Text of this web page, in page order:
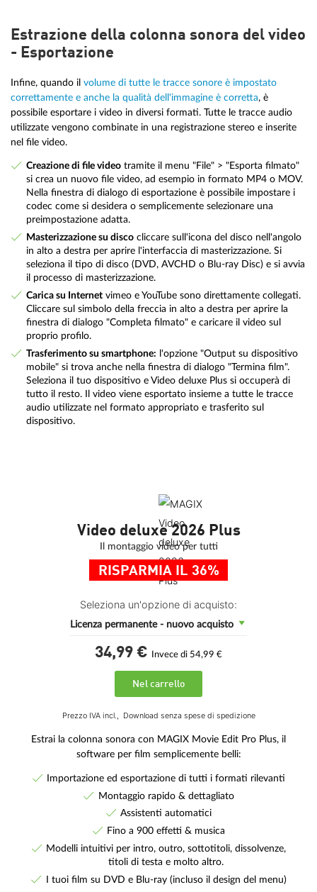
Estrazione della colonna sonora del video
- Esportazione
Infine, quando il volume di tutte le tracce sonore è impostato
correttamente e anche la qualità dell'immagine è corretta, è
possibile esportare i video in diversi formati. Tutte le tracce audio
utilizzate vengono combinate in una registrazione stereo e inserite
nel file video.
Creazione di file videotramite il menu "File" > "Esporta filmato"
si crea un nuovo file video, ad esempio in formato MP4 o MOV.
Nella finestra di dialogo di esportazione è possibile impostare i
codec come si desidera o semplicemente selezionare una
preimpostazione adatta.
Masterizzazione su discocliccare sull'icona del disco nell'angolo
in alto a destra per aprire l'interfaccia di masterizzazione. Si
seleziona il tipo di disco (DVD, AVCHD o Blu-ray Disc) e si avvia
il processo di masterizzazione.
Carica su Internetvimeo e YouTube sono direttamente collegati.
Cliccare sul simbolo della freccia in alto a destra per aprire la
finestra di dialogo "Completa filmato" e caricare il video sul
proprio profilo.
Trasferimento su smartphone: l'opzione "Output su dispositivo
mobile" si trova anche nella finestra di dialogo "Termina film".
Seleziona il tuo dispositivo e Video deluxe Plus si occuperà di
tutto il resto. Il video viene esportato insieme a tutte le tracce
audio utilizzate nel formato appropriato e trasferito sul
dispositivo.
Video deluxe 2026 Plus
Il montaggio video per tutti
RISPARMIA IL 36%
Seleziona un'opzione di acquisto:
Licenza permanente - nuovo acquisto
34,99 € Invece di 54,99 €
Nel carrello
Prezzo IVA incl., Download senza spese di spedizione
Estrai la colonna sonora con MAGIX Movie Edit Pro Plus, il
software per film semplicemente belli:
Importazione ed esportazione di tutti i formati rilevanti
Montaggio rapido & dettagliato
Assistenti automatici
Fino a 900 effetti & musica
Modelli intuitivi per intro, outro, sottotitoli, dissolvenze,
titoli di testa e molto altro.
I tuoi film su DVD e Blu-ray (incluso il design del menu)